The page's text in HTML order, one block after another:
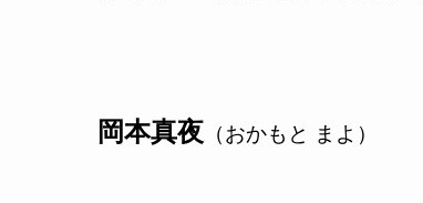
岡本真夜 （おかもと まよ）